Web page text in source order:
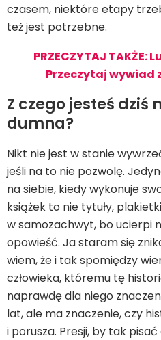
czasem, niektóre etapy
też jest potrzebne.
PRZECZYTAJ TAKŻE:
Przeczytaj wywiad
Z czego jesteś dziś
dumna?
Nikt nie jest w stanie
jeśli na to nie pozwolę.
na siebie, kiedy wykonuje
książek to nie tytuły,
w samozachwyt, bo ucierpi
opowieść. Ja staram się
wiem, że i tak spomiędzy
człowieka, któremu tę
naprawdę dla niego
lat, ale ma znaczenie, czy
i porusza. Presji, by tak